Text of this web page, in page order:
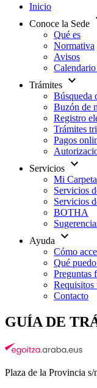
Inicio
Conoce la Sede
Qué es
Normativa
Avisos
Trámites expand_more
Búsqueda
Buzón de
Registro
Trámites
Pagos
Servicios expand_more
Mi Carpeta
Servicios
Servicios
BOTHA
Ayuda
expand_more
Cómo
Qué
Preguntas
Requisitos
Contacto
GUÍA DE
Plaza de la Provincia